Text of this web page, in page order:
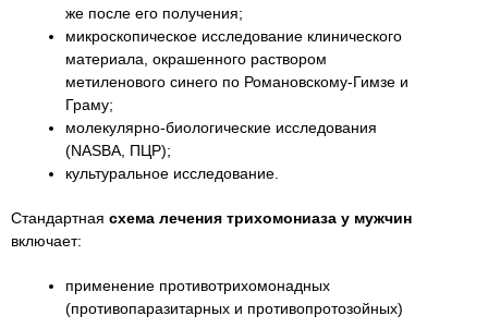
же после его получения;
микроскопическое исследование клинического
материала, окрашенного раствором
метиленового синего по Романовскому-Гимзе и
Граму;
молекулярно-биологические исследования
(NASBA, ПЦР);
культуральное исследование.
Стандартная схема лечения трихомониаза у мужчин
включает:
применение противотрихомонадных
(противопаразитарных и противопротозойных)